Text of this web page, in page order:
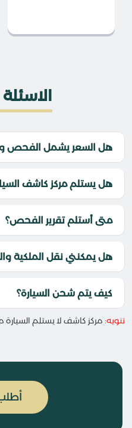
هل السعر يشمل الفحص
هل يستلم مركز كاشف
متى أستلم تقرير الفحص؟
هل يمكنني نقل الملكية
كيف يتم شحن السيارة؟
تنويه: مركز كاشف لا يستلم السيارة